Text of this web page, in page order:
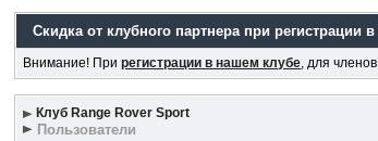
Скидка от клубного партнера при регистрации в
Внимание! Прирегистрации в нашем клубе, для
Клуб Range Rover Sport
Пользователи